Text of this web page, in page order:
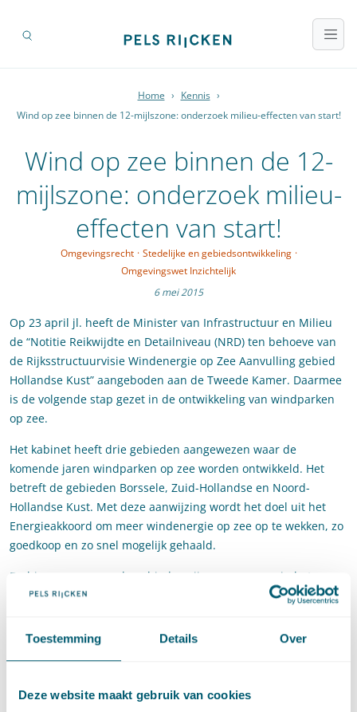
Toestemming Details Over
Deze website maakt gebruik van cookies
Home › Kennis ›
Wind op zee binnen de 12-mijlszone: onderzoek milieu-effecten van start!
Wind op zee binnen de 12-
mijlszone: onderzoek milieu-
effecten van start!
Omgevingsrecht · Stedelijke en gebiedsontwikkeling ·
Omgevingswet Inzichtelijk
6 mei 2015
Op 23 april jl. heeft de Minister van Infrastructuur en Milieu
de “Notitie Reikwijdte en Detailniveau (NRD) ten behoeve van
de Rijksstructuurvisie Windenergie op Zee Aanvulling gebied
Hollandse Kust” aangeboden aan de Tweede Kamer. Daarmee
is de volgende stap gezet in de ontwikkeling van windparken
op zee.
Het kabinet heeft drie gebieden aangewezen waar de
komende jaren windparken op zee worden ontwikkeld. Het
betreft de gebieden Borssele, Zuid-Hollandse en Noord-
Hollandse Kust. Met deze aanwijzing wordt het doel uit het
Energieakkoord om meer windenergie op zee op te wekken, zo
goedkoop en zo snel mogelijk gehaald.
De hiervoor genoemde gebieden zijn aangewezen in het
Nationaal Waterplan 2016-2021 en hebben met elkaar gemeen
aangewezen gebieden bij de Hollandse Kust net te klein zijn
aan deze gebieden toevoegen. Een uitbreiding van deze